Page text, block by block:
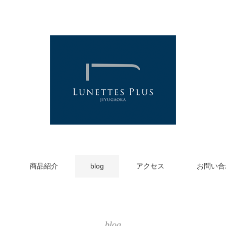
商品紹介 blog アクセス お問い